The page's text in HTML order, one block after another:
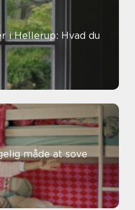
i Hellerup: Hvad du
måde at sove